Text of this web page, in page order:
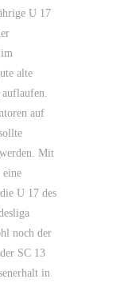
U 17
alte
auf
Mit
eine
U 17 des
noch der
SC 13
in